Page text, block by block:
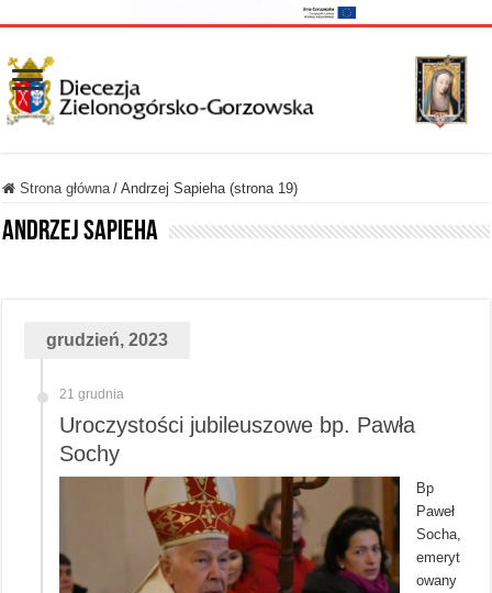
Strona główna / Andrzej Sapieha (strona 19)
Andrzej Sapieha
grudzień, 2023
21 grudnia
Uroczystości jubileuszowe bp. Pawła
Sochy
Bp
Paweł
Socha,
emeryt
owany